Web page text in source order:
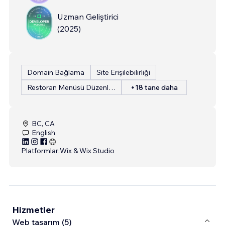
Uzman Geliştirici
(2025)
Domain Bağlama
Site Erişilebilirliği
Restoran Menüsü Düzenleme
+18 tane daha
BC, CA
English
Platformlar:Wix & Wix Studio
Hizmetler
Web tasarım (5)